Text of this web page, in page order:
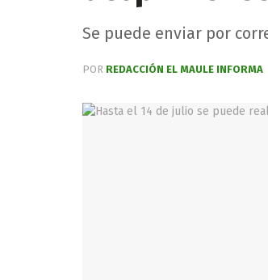
Se puede enviar por
POR REDACCIÓN EL MAULE INFORMA